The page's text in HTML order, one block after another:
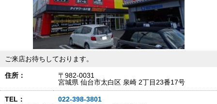
ご来店お待ちしております。
住所：
〒982-0031
宮城県 仙台市太白区 泉崎 2丁目23番17号
TEL： 022-398-3801